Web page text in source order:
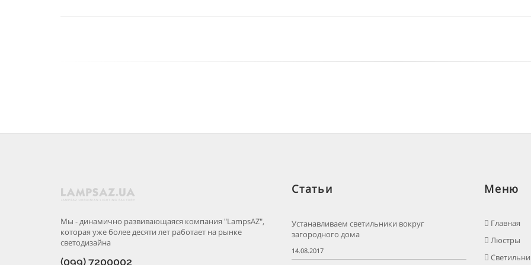
Мы - динамично развивающаяся компания "LampsAZ",
которая уже более десяти лет работает на рынке
светодизайна
(099) 7200002
Статьи
Устанавливаем светильники вокруг
загородного дома
14.08.2017
Меню
Главная
Люстры